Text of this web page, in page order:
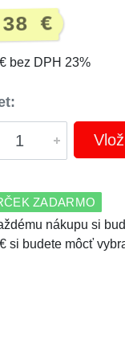
€
bez DPH 23%
ZADARMO
nákupu si
si budete môcť